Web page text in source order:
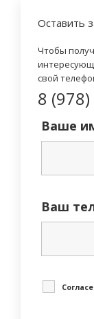
Оставить
Чтобы
свой
8
Ваше
Ваш